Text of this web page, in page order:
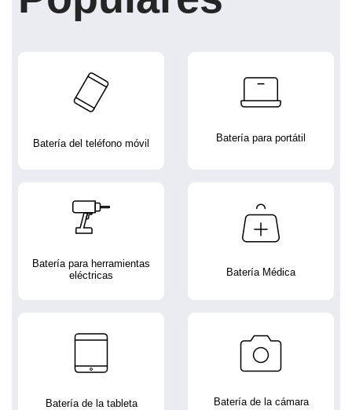
Batería del teléfono móvil Batería para portátil
Batería para herramientas
eléctricas
Batería Médica
Batería de la tableta Batería de la cámara